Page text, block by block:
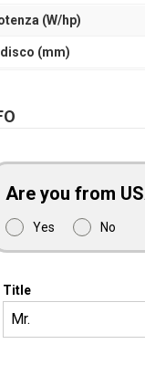
(W/hp)
(mm)
Are you from
Yes No
Title
Mr.